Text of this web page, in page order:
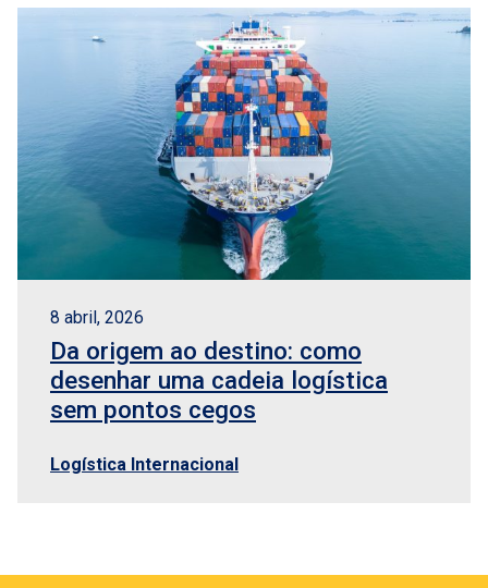
8 abril, 2026
Da origem ao destino: como
desenhar uma cadeia logística
sem pontos cegos
Logística Internacional